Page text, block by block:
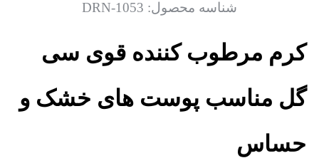
شناسه محصول: DRN-1053
کرم مرطوب کننده قوی سی
گل مناسب پوست های خشک و
حساس